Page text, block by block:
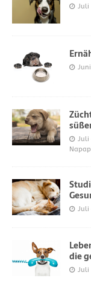
Juli
Juli
Juli
die
Juli